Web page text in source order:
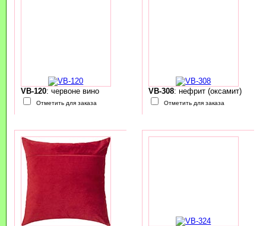
VB-120: червоне вино
Отметить для заказа
VB-308: нефрит (оксамит)
Отметить для заказа